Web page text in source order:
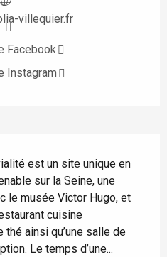
villequier.fr
Facebook
Instagram
est un site unique en
sur la Seine, une
le musée Victor Hugo, et
cuisine
ainsi qu’une salle de
Le temps d’une...